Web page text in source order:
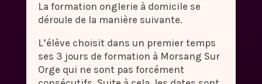
La formation onglerie à domicile se
déroule de la manière suivante.
L’élève choisit dans un premier temps
ses 3 jours de formation à Morsang Sur
Orge qui ne sont pas forcément